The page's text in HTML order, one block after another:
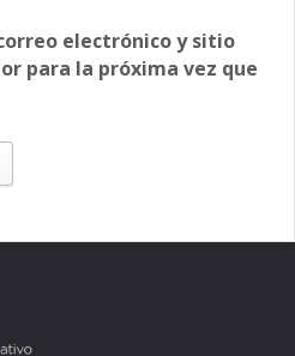
electrónico y sitio
para la próxima vez que